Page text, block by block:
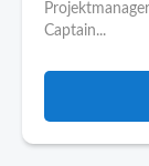
Captain...